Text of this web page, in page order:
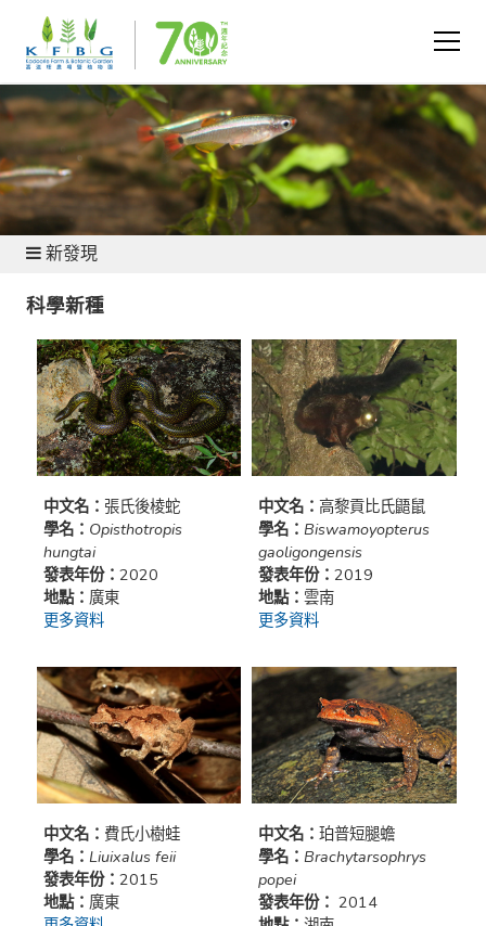
保育與研究 - 動物保育
新發現
科學新種
中文名： 張氏後棱蛇
學名： Opisthotropis
hungtai
發表年份： 2020
地點： 廣東
更多資料
中文名：高黎貢比氏鼯鼠
學名：Biswamoyopterus
gaoligongensis
發表年份：2019
地點：雲南
更多資料
中文名： 費氏小樹蛙
學名： Liuixalus feii
發表年份： 2015
地點： 廣東
中文名：珀普短腿蟾
學名：Brachytarsophrys
popei
發表年份：2014